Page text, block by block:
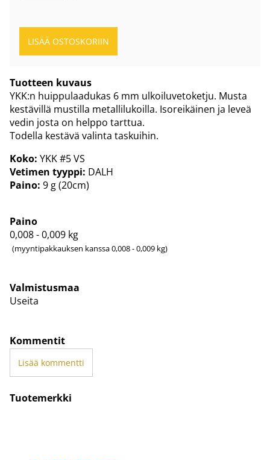
Tuotteen kuvaus
YKK:n huippulaadukas 6 mm ulkoiluvetoketju. Musta
kestävillä mustilla metallilukoilla. Isoreikäinen ja leveä
vedin josta on helppo tarttua.
Todella kestävä valinta taskuihin.
Koko: YKK #5 VS
Vetimen tyyppi: DALH
Paino: 9 g (20cm)
Paino
0,008 - 0,009 kg
(myyntipakkauksen kanssa 0,008 - 0,009 kg)
Valmistusmaa
Useita
Kommentit
Lisää kommentti
Tuotemerkki